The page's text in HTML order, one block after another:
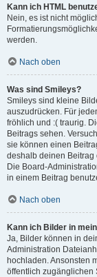
Kann ich HTML
Nein, es ist nicht
werden.
Nach oben
Was sind Smileys?
Smileys sind kleine
auszudrücken. Für
fröhlich und :( traurig.
Beitrags sehen.
sie können einen
deshalb deinen Beitrag
Die Board-
in einem Beitrag
Nach oben
Kann ich Bilder in
Ja, Bilder können in
Administration
hochladen. Ansonsten
öffentlich zugänglichen